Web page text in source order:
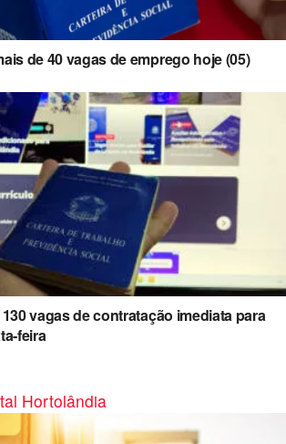
de 40 vagas de emprego hoje (05)
vagas de contratação imediata para
feira
Hortolândia